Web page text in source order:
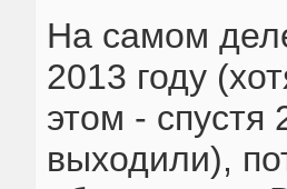
На самом
2013 году
этом - спустя
выходили),